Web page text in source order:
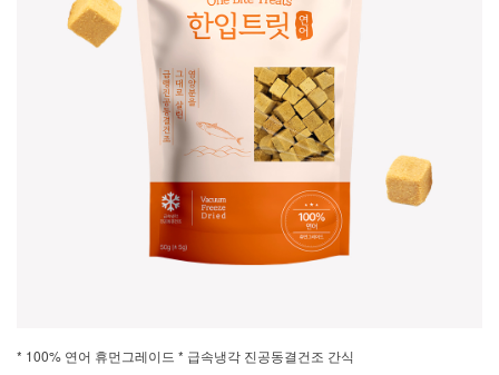
* 100% 연어 휴먼그레이드 * 급속냉각 진공동결건조 간식